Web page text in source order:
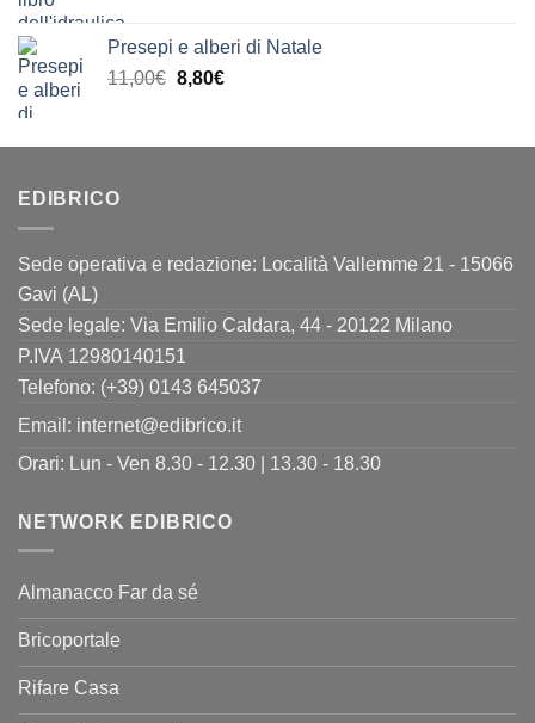
era:
23,00€.
è:
Presepi e alberi di Natale
11,00€ Il
era:
8,80€Il
è:
EDIBRICO
Sede operativa e redazione: Località Vallemme 21 - 15066
Gavi (AL)
Sede legale: Via Emilio Caldara, 44 - 20122 Milano
P.IVA 12980140151
Telefono: (+39) 0143 645037
Email: internet@edibrico.it
Orari: Lun - Ven 8.30 - 12.30 | 13.30 - 18.30
NETWORK EDIBRICO
Almanacco Far da sé
Bricoportale
Rifare Casa